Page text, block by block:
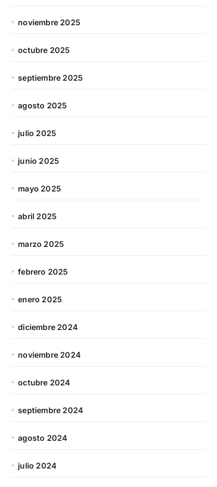
noviembre 2025
octubre 2025
septiembre 2025
agosto 2025
julio 2025
junio 2025
mayo 2025
abril 2025
marzo 2025
febrero 2025
enero 2025
diciembre 2024
noviembre 2024
octubre 2024
septiembre 2024
agosto 2024
julio 2024